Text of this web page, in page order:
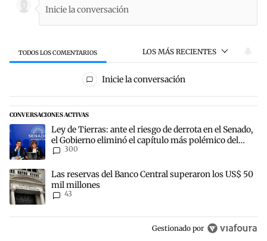
TODOS LOS COMENTARIOS LOS MÁS RECIENTES
Todos los comentarios
Inicie la conversación
CONVERSACIONES ACTIVAS
Este listado muestra los artículos con más comentarios en los
Un artículo de tendencia con el título "Ley de Tierras: ante el
Ley de Tierras: ante el riesgo de derrota en el Senado,
el Gobierno eliminó el capítulo más polémico del
proyecto
300
Un artículo de tendencia con el título "Las reservas del Banco
Las reservas del Banco Central superaron los US$ 50
mil millones
43
Gestionado por